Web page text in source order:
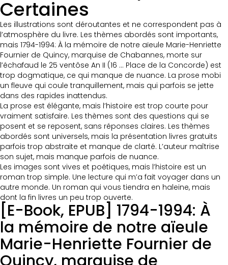
Certaines
Les illustrations sont déroutantes et ne correspondent pas à
l’atmosphère du livre. Les thèmes abordés sont importants,
mais 1794-1994: À la mémoire de notre aïeule Marie-Henriette
Fournier de Quincy, marquise de Chabannes, morte sur
l’échafaud le 25 ventôse An II (16 … Place de la Concorde) est
trop dogmatique, ce qui manque de nuance. La prose mobi
un fleuve qui coule tranquillement, mais qui parfois se jette
dans des rapides inattendus.
La prose est élégante, mais l’histoire est trop courte pour
vraiment satisfaire. Les thèmes sont des questions qui se
posent et se reposent, sans réponses claires. Les thèmes
abordés sont universels, mais la présentation livres gratuits
parfois trop abstraite et manque de clarté. L’auteur maîtrise
son sujet, mais manque parfois de nuance.
Les images sont vives et poétiques, mais l’histoire est un
roman trop simple. Une lecture qui m’a fait voyager dans un
autre monde. Un roman qui vous tiendra en haleine, mais
dont la fin livres un peu trop ouverte.
[E-Book, EPUB] 1794-1994: À
la mémoire de notre aïeule
Marie-Henriette Fournier de